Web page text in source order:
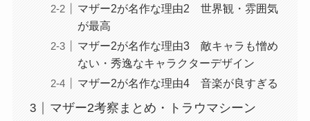
マザー2が名作な理由2 世界観・雰囲気
が最高
マザー2が名作な理由3 敵キャラも憎め
ない・秀逸なキャラクターデザイン
マザー2が名作な理由4 音楽が良すぎる
マザー2考察まとめ・トラウマシーン